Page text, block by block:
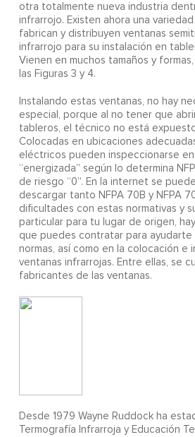
otra totalmente nueva industria
infrarrojo. Existen ahora una
fabrican y distribuyen ventanas
infrarrojo para su instalación en
Vienen en muchos tamaños y
las Figuras 3 y 4.
Instalando estas ventanas, no hay
especial, porque al no tener que
tableros, el técnico no está
Colocadas en ubicaciones
eléctricos pueden inspeccionarse
“energizada” según lo determina
de riesgo “0”. En la internet se
descargar tanto NFPA 70B y NFPA
dificultades con estas normativas y
particular para tu lugar de origen,
que puedes contratar para ayudarte
normas, así como en la colocación e
ventanas infrarrojas. Entre ellas, se
fabricantes de las ventanas.
Desde 1979 Wayne Ruddock ha
Termografía Infrarroja y Educación